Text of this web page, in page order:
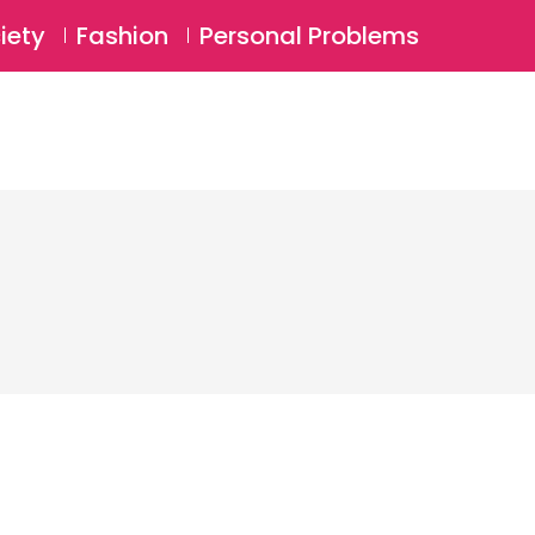
Login ⚲
Fashion Personal Problems